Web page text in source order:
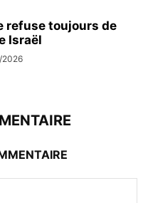
refuse toujours de
Israël
2026